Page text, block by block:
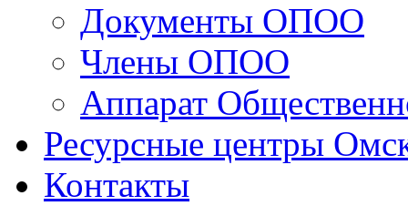
Документы ОПОО
Члены ОПОО
Аппарат
Ресурсные центры
Контакты